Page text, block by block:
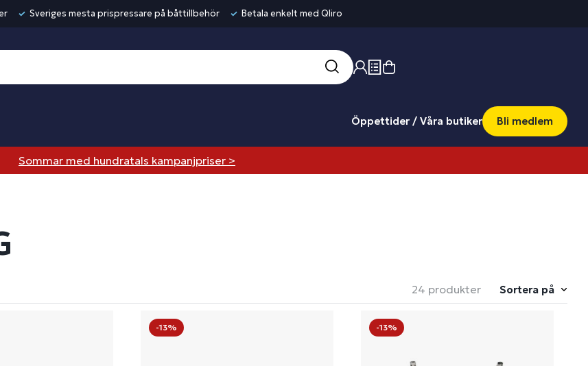
Sveriges mesta prispressare på båttillbehör Betala enkelt med Qliro
Öppettider / Våra butiker Bli medlem
Sommar med hundratals kampanjpriser >
24 produkter Sortera på
-13% -13%